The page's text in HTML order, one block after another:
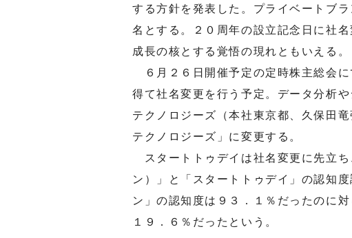
する方針を発表した。プライベートブ
名とする。２０周年の設立記念日に社
成長の核とする覚悟の現れともいえる。
６月２６日開催予定の定時株主総会
得て社名変更を行う予定。データ分析
テクノロジーズ（本社東京都、久保田
テクノロジーズ」に変更する。
スタートトゥデイは社名変更に先立
ン）」と「スタートトゥデイ」の認知
ン」の認知度は９３．１％だったのに
１９．６％だったという。